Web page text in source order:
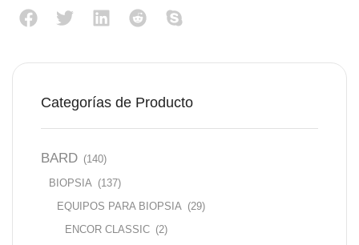
Categorías de Producto
BARD (140)
BIOPSIA (137)
EQUIPOS PARA BIOPSIA (29)
ENCOR CLASSIC (2)